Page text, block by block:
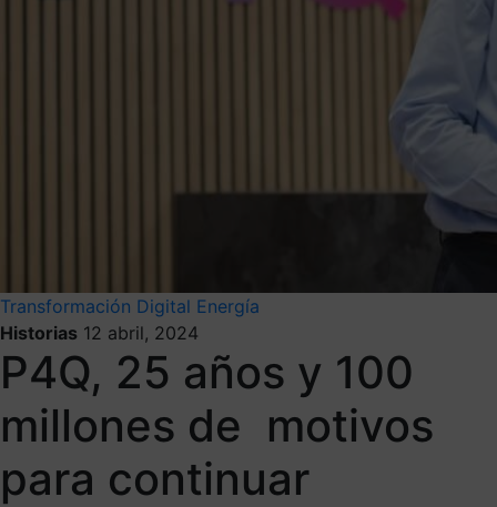
Transformación Digital Energía
Historias 12 abril, 2024
P4Q, 25 años y 100
millones de motivos
para continuar